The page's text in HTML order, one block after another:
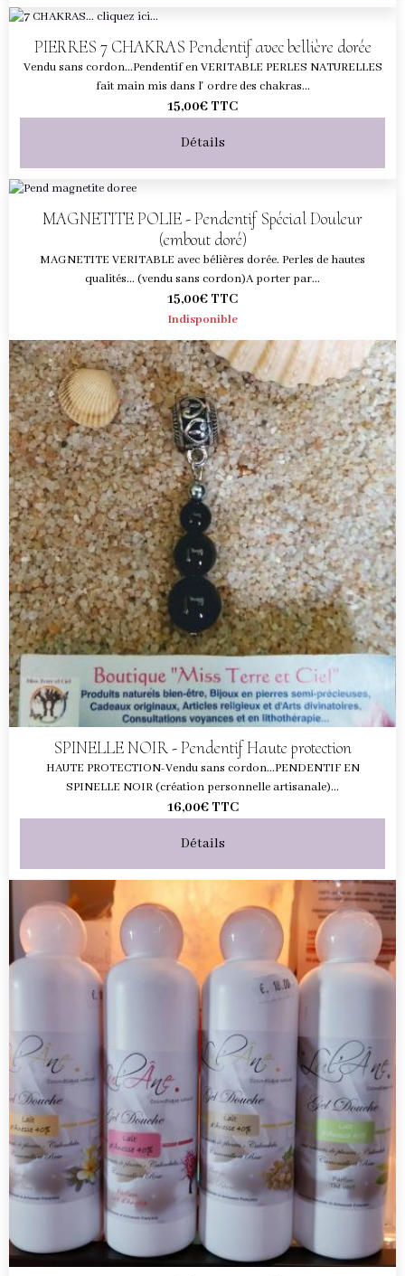
PIERRES 7 CHAKRAS Pendentif avec bellière dorée
Vendu sans cordon...Pendentif en VERITABLE PERLES NATURELLES
fait main mis dans l' ordre des chakras...
15,00€ TTC
Détails
MAGNETITE POLIE - Pendentif Spécial Douleur
(embout doré)
MAGNETITE VERITABLE avec bélières dorée. Perles de hautes
qualités... (vendu sans cordon)A porter par...
15,00€ TTC
Indisponible
SPINELLE NOIR - Pendentif Haute protection
HAUTE PROTECTION-Vendu sans cordon...PENDENTIF EN
SPINELLE NOIR (création personnelle artisanale)...
16,00€ TTC
Détails